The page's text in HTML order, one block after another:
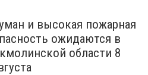
и высокая пожарная
ожидаются в
области 8